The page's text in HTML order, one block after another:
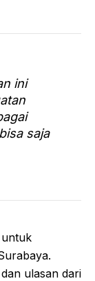
ini
saja
ulasan dari